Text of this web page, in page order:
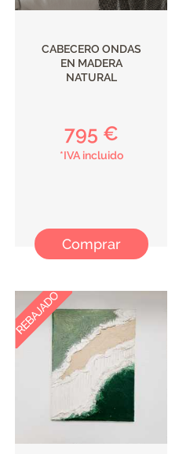
CABECERO ONDAS
EN MADERA
NATURAL
795 €
*IVA incluido
Comprar